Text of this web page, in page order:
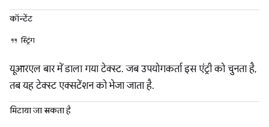
कॉन्टेंट
स्ट्रिंग
यूआरएल बार में डाला गया टेक्स्ट. जब उपयोगकर्ता इस एंट्री को चुनता है,
तब यह टेक्स्ट एक्सटेंशन को भेजा जाता है.
मिटाया जा सकता है